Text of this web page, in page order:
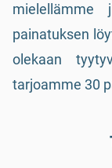
painatuksen
olekaan
tarjoamme 30